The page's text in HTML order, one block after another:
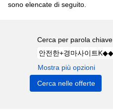
sono elencate di seguito.
Cerca per parola chiave
Mostra più opzioni